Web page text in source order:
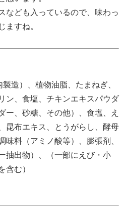
なども入っているので、味わっ
ますね。
造）、植物油脂、たまねぎ、
ン、食塩、チキンエキスパウダ
ー、砂糖、その他）、食塩、え
昆布エキス、とうがらし、酵母
味料（アミノ酸等）、膨張剤、
抽出物）、（一部にえび・小
含む）